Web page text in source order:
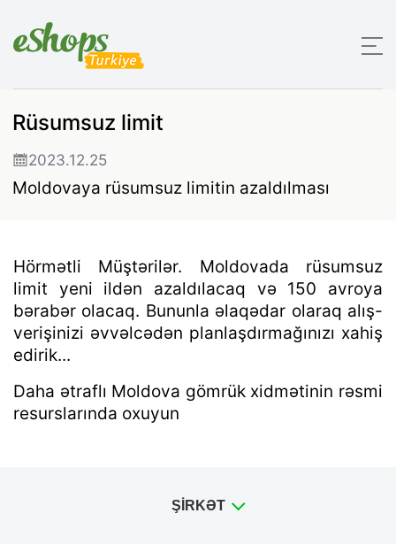
Rüsumsuz limit
2023.12.25
Moldovaya rüsumsuz limitin azaldılması
Hörmətli Müştərilər. Moldovada rüsumsuz
limit yeni ildən azaldılacaq və 150 ​​avroya
bərabər olacaq. Bununla əlaqədar olaraq alış-
verişinizi əvvəlcədən planlaşdırmağınızı xahiş
edirik...
Daha ətraflı Moldova gömrük xidmətinin rəsmi
resurslarında oxuyun
ŞIRKƏT